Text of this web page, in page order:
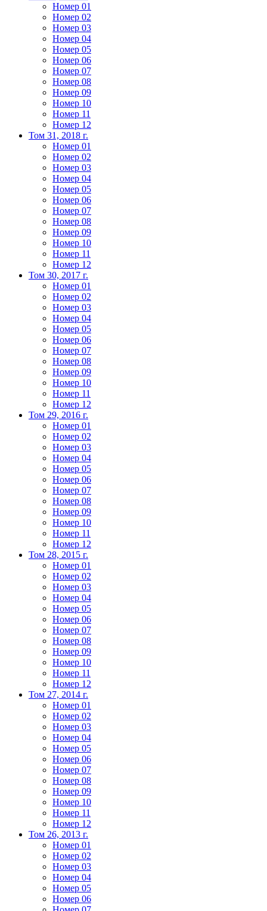
Номер 01
Номер 02
Номер 03
Номер 04
Номер 05
Номер 06
Номер 07
Номер 08
Номер 09
Номер 10
Номер 11
Номер 12
Том 31, 2018 г.
Номер 01
Номер 02
Номер 03
Номер 04
Номер 05
Номер 06
Номер 07
Номер 08
Номер 09
Номер 10
Номер 11
Номер 12
Том 30, 2017 г.
Номер 01
Номер 02
Номер 03
Номер 04
Номер 05
Номер 06
Номер 07
Номер 08
Номер 09
Номер 10
Номер 11
Номер 12
Том 29, 2016 г.
Номер 01
Номер 02
Номер 03
Номер 04
Номер 05
Номер 06
Номер 07
Номер 08
Номер 09
Номер 10
Номер 11
Номер 12
Том 28, 2015 г.
Номер 01
Номер 02
Номер 03
Номер 04
Номер 05
Номер 06
Номер 07
Номер 08
Номер 09
Номер 10
Номер 11
Номер 12
Том 27, 2014 г.
Номер 01
Номер 02
Номер 03
Номер 04
Номер 05
Номер 06
Номер 07
Номер 08
Номер 09
Номер 10
Номер 11
Номер 12
Том 26, 2013 г.
Номер 01
Номер 02
Номер 03
Номер 04
Номер 05
Номер 06